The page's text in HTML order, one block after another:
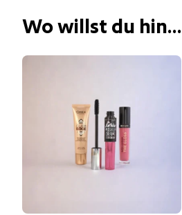
Wo willst du hin...